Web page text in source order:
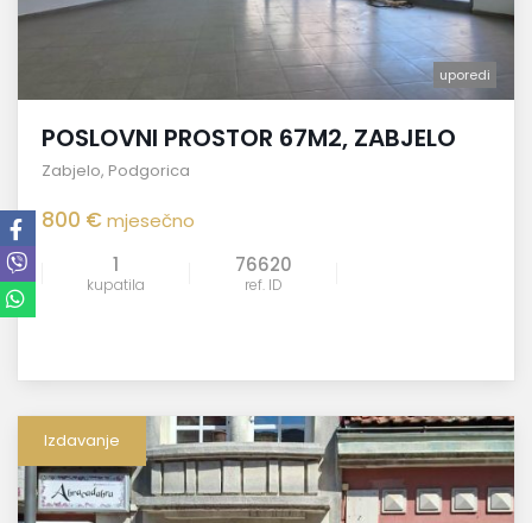
uporedi
POSLOVNI PROSTOR 67M2, ZABJELO
Zabjelo, Podgorica
800 €mjesečno
1
kupatila
76620
ref. ID
Izdavanje